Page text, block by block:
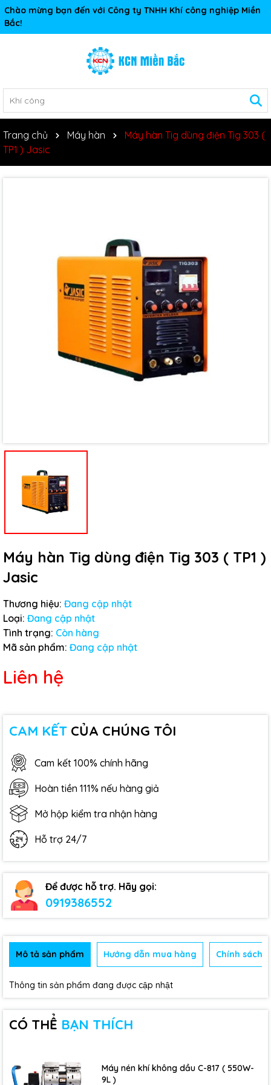
Chào mừng bạn đến với Công ty TNHH Khí công nghiệp Miền
Bắc!
Trang chủ Máy hàn
Máy hàn Tig dùng điện Tig 303 (
TP1 ) Jasic
Máy hàn Tig dùng điện Tig 303 ( TP1 )
Jasic
Thương hiệu: Đang cập nhật
Loại: Đang cập nhật
Tình trạng: Còn hàng
Mã sản phẩm: Đang cập nhật
Liên hệ
CAM KẾT CỦA CHÚNG TÔI
Cam kết 100% chính hãng
Hoàn tiền 111% nếu hàng giả
Mở hộp kiểm tra nhận hàng
Hỗ trợ 24/7
Để được hỗ trợ. Hãy gọi:
0919386552
Mô tả sản phẩm Hướng dẫn mua hàng Chính sách
Thông tin sản phẩm đang được cập nhật
CÓ THỂ BẠN THÍCH
Máy nén khí không dầu C-817 ( 550W-
9L )